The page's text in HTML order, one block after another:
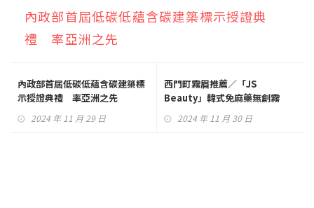
內政部首屆低碳低蘊含碳建築標示授證典
禮 率亞洲之先
內政部首屆低碳低蘊含碳建築標
示授證典禮 率亞洲之先
2024 年 11 月 29 日
西門町霧眉推薦／「JS
Beauty」韓式免麻藥無創霧
眉 零修復期超自然
2024 年 11 月 30 日